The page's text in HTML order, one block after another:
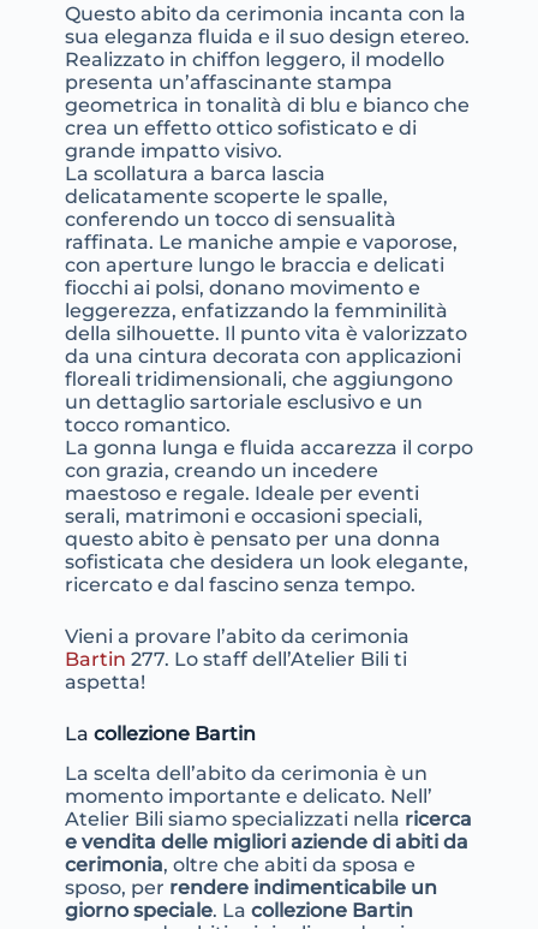
Questo abito da cerimonia incanta con la
sua eleganza fluida e il suo design etereo.
Realizzato in chiffon leggero, il modello
presenta un’affascinante stampa
geometrica in tonalità di blu e bianco che
crea un effetto ottico sofisticato e di
grande impatto visivo.
La scollatura a barca lascia
delicatamente scoperte le spalle,
conferendo un tocco di sensualità
raffinata. Le maniche ampie e vaporose,
con aperture lungo le braccia e delicati
fiocchi ai polsi, donano movimento e
leggerezza, enfatizzando la femminilità
della silhouette. Il punto vita è valorizzato
da una cintura decorata con applicazioni
floreali tridimensionali, che aggiungono
un dettaglio sartoriale esclusivo e un
tocco romantico.
La gonna lunga e fluida accarezza il corpo
con grazia, creando un incedere
maestoso e regale. Ideale per eventi
serali, matrimoni e occasioni speciali,
questo abito è pensato per una donna
sofisticata che desidera un look elegante,
ricercato e dal fascino senza tempo.
Vieni a provare l’abito da cerimonia
Bartin 277. Lo staff dell’Atelier Bili ti
aspetta!
La collezione Bartin
La scelta dell’abito da cerimonia è un
momento importante e delicato. Nell’
Atelier Bili siamo specializzati nella ricerca
e vendita delle migliori aziende di abiti da
cerimonia, oltre che abiti da sposa e
sposo, per rendere indimenticabile un
giorno speciale. La collezione Bartin